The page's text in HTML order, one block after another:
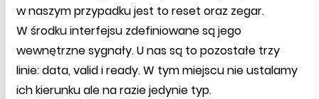
w naszym przypadku jest to reset oraz zegar.
W środku interfejsu zdefiniowane są jego
wewnętrzne sygnały. U nas są to pozostałe trzy
linie: data, valid i ready. W tym miejscu nie ustalamy
ich kierunku ale na razie jedynie typ.